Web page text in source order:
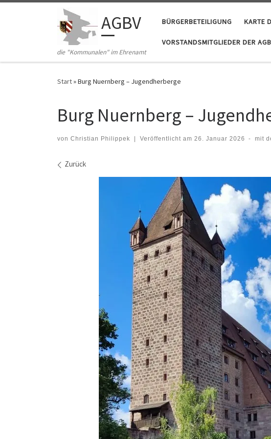
Zum Inhalt springen AGBV
die "Kommunalen" im Ehrenamt
BÜRGERBETEILIGUNG KARTE
VORSTANDSMITGLIEDER DER
Start»Burg Nuernberg – Jugendherberge
Burg Nuernberg –
von Christian Philippek Veröffentlicht am 26. Januar 2026 - mit
Bilder Navigation
Zurück